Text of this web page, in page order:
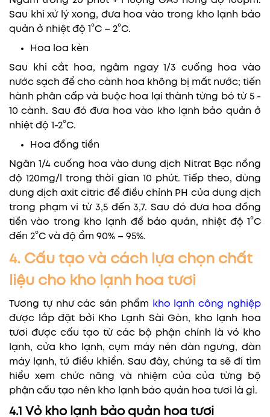
Sau khi xử lý xong, đưa hoa vào trong kho lạnh bảo
quản ở nhiệt độ 1°C – 2°C.
Hoa loa kèn
Sau khi cắt hoa, ngâm ngay 1/3 cuống hoa vào
nước sạch để cho cành hoa không bị mất nước; tiến
hành phân cấp và buộc hoa lại thành từng bó từ 5 -
10 cành. Sau đó đưa hoa vào kho lạnh bảo quản ở
nhiệt độ 1-2°C.
Hoa đồng tiền
Ngân 1/4 cuống hoa vào dung dịch Nitrat Bạc nồng
độ 120mg/l trong thời gian 10 phút. Tiếp theo, dùng
dung dịch axit citric để điều chỉnh PH của dung dịch
trong phạm vi từ 3,5 đến 3,7. Sau đó đưa hoa đồng
tiền vào trong kho lạnh để bảo quản, nhiệt độ 1°C
đến 2°C và độ ẩm 90% – 95%.
4. Cấu tạo và cách lựa chọn chất
liệu cho kho lạnh hoa tươi
Tương tự như các sản phẩm kho lạnh công nghiệp
được lắp đặt bởi Kho Lạnh Sài Gòn, kho lạnh hoa
tươi được cấu tạo từ các bộ phận chính là vỏ kho
lạnh, cửa kho lạnh, cụm máy nén dàn ngưng, dàn
máy lạnh, tủ điều khiển. Sau đây, chúng ta sẽ đi tìm
hiểu xem chức năng và nhiệm của của từng bộ
phận cấu tạo nên kho lạnh bảo quản hoa tươi là gì.
4.1 Vỏ kho lạnh bảo quản hoa tươi